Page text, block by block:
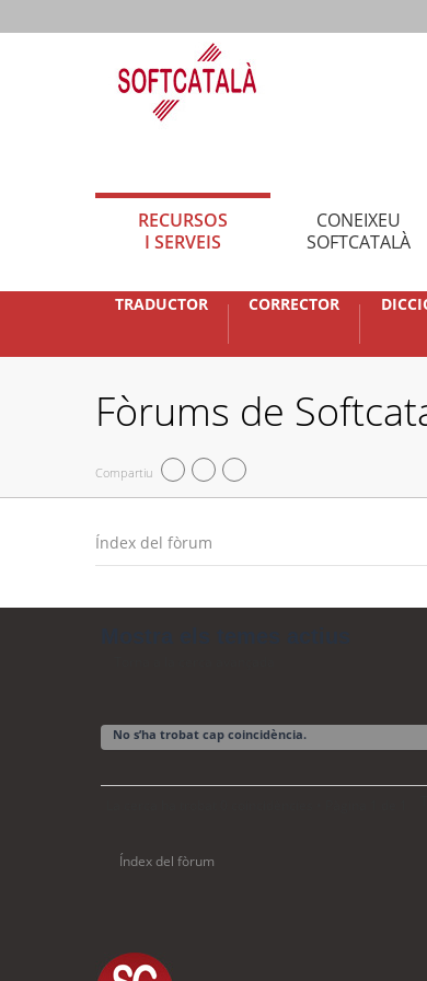
RECURSOS
I SERVEIS
CONEIXEU
SOFTCATALÀ
TRADUCTOR CORRECTOR
Fòrums de
Compartiu
Índex del fòrum
No s’ha trobat cap coincidència.
Índex del fòrum